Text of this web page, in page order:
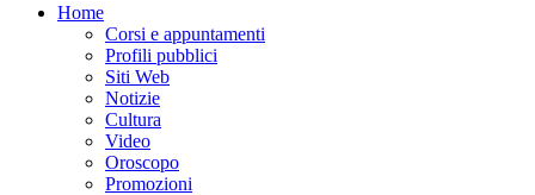
Home
Corsi e appuntamenti
Profili pubblici
Siti Web
Notizie
Cultura
Video
Oroscopo
Promozioni